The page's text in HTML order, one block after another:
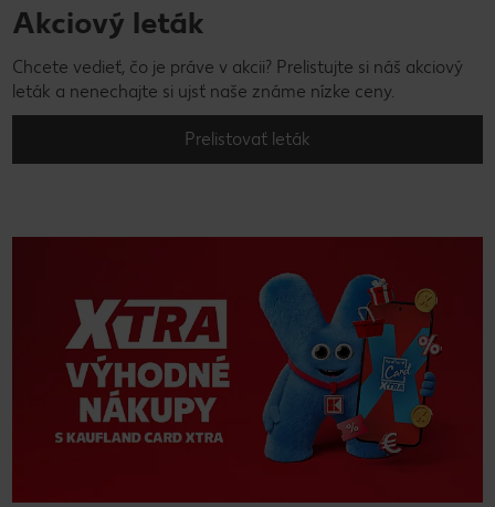
Akciový leták
Chcete vedieť, čo je práve v akcii? Prelistujte si náš akciový
leták a nenechajte si ujsť naše známe nízke ceny.
Prelistovať leták